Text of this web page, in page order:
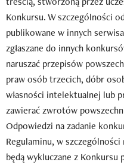
Konkursu. W szczególności
publikowane w innych
zgłaszane do innych
naruszać przepisów
praw osób trzecich, dóbr
własności intelektualnej lub
zawierać zwrotów
Odpowiedzi na zadanie
Regulaminu, w
będą wykluczane z Konkursu